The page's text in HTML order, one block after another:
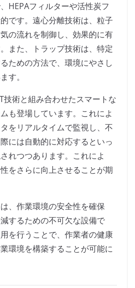
HEPAフィルターや活性炭フ
です。遠心分離技術は、粒子
の流れを制御し、効果的に有
また、トラップ技術は、特定
ための方法で、環境にやさし
す。
技術と組み合わせたスマートな
も登場しています。これによ
をリアルタイムで監視し、不
には自動的に対応するといっ
れつつあります。これによ
をさらに向上させることが期
、作業環境の安全性を確保
するための不可欠な設備で
を行うことで、作業者の健康
環境を構築することが可能に